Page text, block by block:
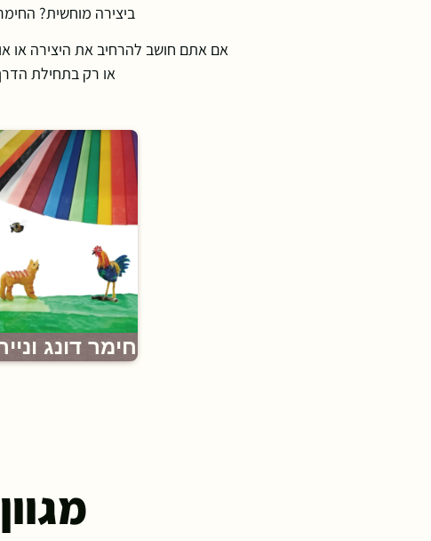
ביצירה מוחשית?
אם אתם חושב להרחיב את היצירה או
או רק בתחילת
חימר דונג